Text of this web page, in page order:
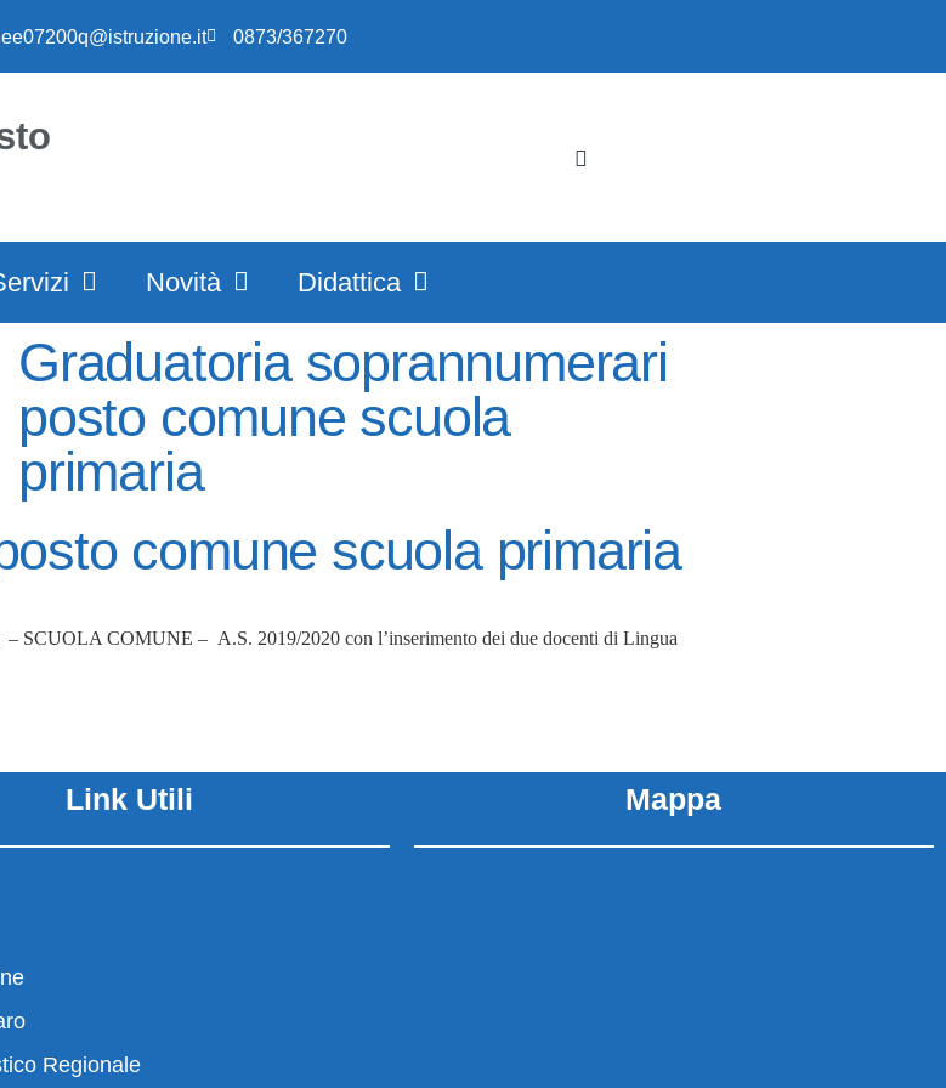
0873/367270
Novità Didattica
Graduatoria soprannumerari
posto comune scuola
primaria
comune scuola primaria
– SCUOLA COMUNE – A.S. 2019/2020 con l’inserimento dei due docenti di Lingua
Link Utili
Regionale
Mappa